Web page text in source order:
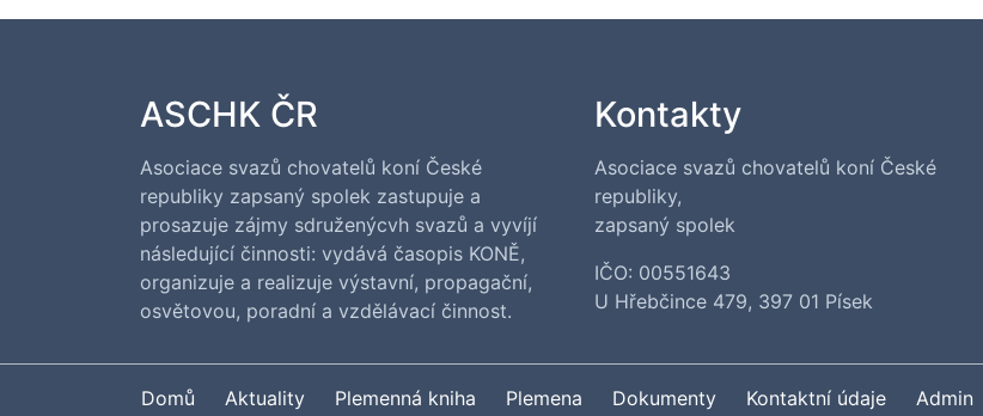
ASCHK ČR
Asociace svazů chovatelů koní České
republiky zapsaný spolek zastupuje a
prosazuje zájmy sdruženýcvh svazů a vyvíjí
následující činnosti: vydává časopis KONĚ,
organizuje a realizuje výstavní, propagační,
osvětovou, poradní a vzdělávací činnost.
Kontakty
Asociace svazů chovatelů koní České
republiky,
zapsaný spolek
IČO: 00551643
U Hřebčince 479, 397 01 Písek
Domů Aktuality Plemenná kniha Plemena Dokumenty Kontaktní údaje Admin